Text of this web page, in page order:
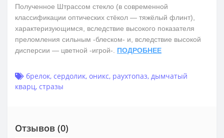
Полученное Штрассом стекло (в современной
классификации оптических стёкол — тяжёлый флинт),
характеризующимся, вследствие высокого показателя
преломления сильным -блеском- и, вследствие высокой
дисперсии — цветной -игрой-. ПОДРОБНЕЕ
брелок, сердолик, оникс, раухтопаз, дымчатый
кварц, стразы
Отзывов (0)